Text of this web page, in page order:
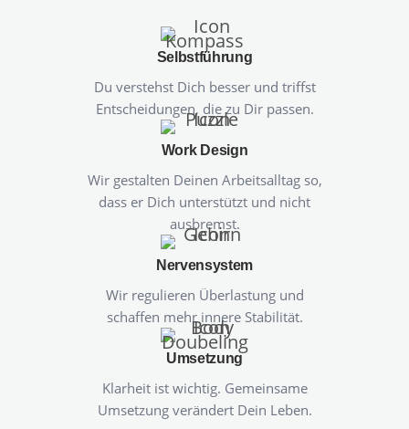
Selbstführung
Du verstehst Dich besser und triffst
Entscheidungen, die zu Dir passen.
Work Design
Wir gestalten Deinen Arbeitsalltag so,
dass er Dich unterstützt und nicht
ausbremst.
Nervensystem
Wir regulieren Überlastung und
schaffen mehr innere Stabilität.
Umsetzung
Klarheit ist wichtig. Gemeinsame
Umsetzung verändert Dein Leben.